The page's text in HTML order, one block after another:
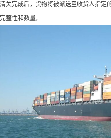
清关完成后，货物将被派送至收货人指定
完整性和数量。